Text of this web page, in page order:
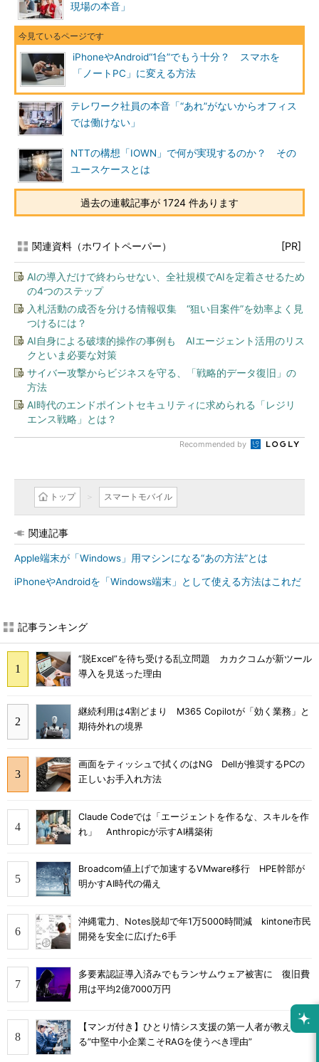
現場の本音」
iPhoneやAndroid“1台”でもう十分？ スマホを
「ノートPC」に変える方法
テレワーク社員の本音「“あれ”がないからオフィス
では働けない」
NTTの構想「IOWN」で何が実現するのか？ その
ユースケースとは
過去の連載記事が 1724 件あります
関連資料（ホワイトペーパー） [PR]
AIの導入だけで終わらせない、全社規模でAIを定着させるため
の4つのステップ
入札活動の成否を分ける情報収集 “狙い目案件”を効率よく見
つけるには？
AI自身による破壊的操作の事例も AIエージェント活用のリス
クといま必要な対策
サイバー攻撃からビジネスを守る、「戦略的データ復旧」の
方法
AI時代のエンドポイントセキュリティに求められる「レジリ
エンス戦略」とは？
Recommended by
トップ スマートモバイル
関連記事
Apple端末が「Windows」用マシンになる“あの方法”とは
iPhoneやAndroidを「Windows端末」として使える方法はこれだ
記事ランキング
“脱Excel”を待ち受ける乱立問題 カカクコムが新ツール
導入を見送った理由
継続利用は4割どまり M365 Copilotが「効く業務」と
期待外れの境界
画面をティッシュで拭くのはNG Dellが推奨するPCの
正しいお手入れ方法
Claude Codeでは「エージェントを作るな、スキルを作
れ」 Anthropicが示すAI構築術
Broadcom値上げで加速するVMware移行 HPE幹部が
明かすAI時代の備え
沖縄電力、Notes脱却で年1万5000時間減 kintone市民
開発を安全に広げた6手
多要素認証導入済みでもランサムウェア被害に 復旧費
用は平均2億7000万円
【マンガ付き】ひとり情シス支援の第一人者が教え
る”中堅中小企業こそRAGを使うべき理由”